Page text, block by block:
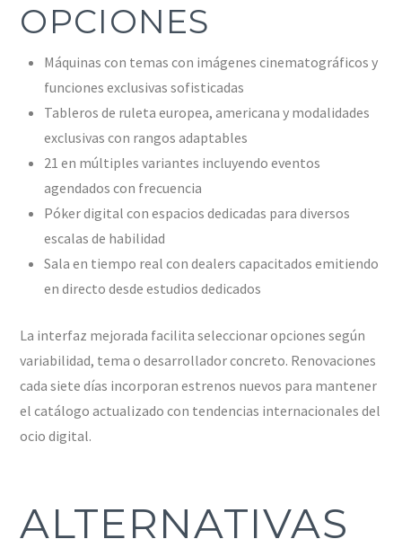
OPCIONES
Máquinas con temas con imágenes cinematográficos y
funciones exclusivas sofisticadas
Tableros de ruleta europea, americana y modalidades
exclusivas con rangos adaptables
21 en múltiples variantes incluyendo eventos
agendados con frecuencia
Póker digital con espacios dedicadas para diversos
escalas de habilidad
Sala en tiempo real con dealers capacitados emitiendo
en directo desde estudios dedicados
La interfaz mejorada facilita seleccionar opciones según
variabilidad, tema o desarrollador concreto. Renovaciones
cada siete días incorporan estrenos nuevos para mantener
el catálogo actualizado con tendencias internacionales del
ocio digital.
ALTERNATIVAS